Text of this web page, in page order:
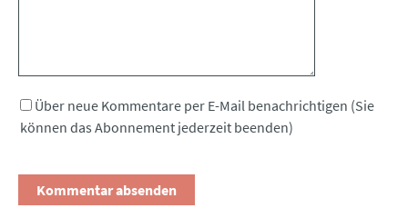
Über neue Kommentare per E-Mail benachrichtigen (Sie
können das Abonnement jederzeit beenden)